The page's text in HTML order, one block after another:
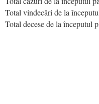
Total vindecări de la
Total decese de la începutul